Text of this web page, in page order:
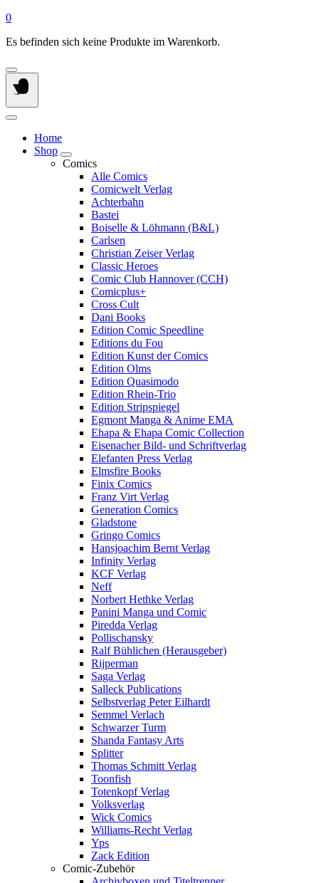
0
Es befinden sich keine Produkte im Warenkorb.
Home
Shop
Comics
Alle Comics
Comicwelt Verlag
Achterbahn
Bastei
Boiselle & Löhmann (B&L)
Carlsen
Christian Zeiser Verlag
Classic Heroes
Comic Club Hannover (CCH)
Comicplus+
Cross Cult
Dani Books
Edition Comic Speedline
Editions du Fou
Edition Kunst der Comics
Edition Olms
Edition Quasimodo
Edition Rhein-Trio
Edition Stripspiegel
Egmont Manga & Anime EMA
Ehapa & Ehapa Comic Collection
Eisenacher Bild- und Schriftverlag
Elefanten Press Verlag
Elmsfire Books
Finix Comics
Franz Virt Verlag
Generation Comics
Gladstone
Gringo Comics
Hansjoachim Bernt Verlag
Infinity Verlag
KCF Verlag
Neff
Norbert Hethke Verlag
Panini Manga und Comic
Piredda Verlag
Pollischansky
Ralf Bühlichen (Herausgeber)
Rijperman
Saga Verlag
Salleck Publications
Selbstverlag Peter Eilhardt
Semmel Verlach
Schwarzer Turm
Shanda Fantasy Arts
Splitter
Thomas Schmitt Verlag
Toonfish
Totenkopf Verlag
Volksverlag
Wick Comics
Williams-Recht Verlag
Yps
Zack Edition
Comic-Zubehör